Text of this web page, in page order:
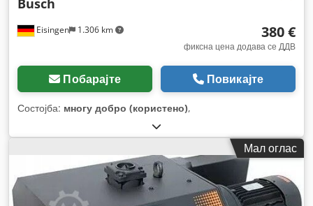
Eisingen 1.306 km
Busch
380 €
фиксна цена додава се ДДВ
Побарајте Повикајте
Состојба: многу добро (користено),
Мал оглас